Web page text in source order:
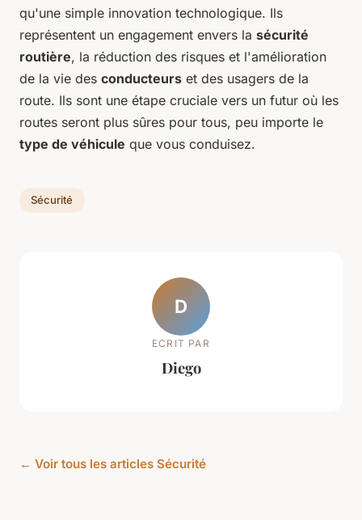
qu'une simple innovation technologique. Ils
représentent un engagement envers la sécurité
routière, la réduction des risques et l'amélioration
de la vie des conducteurs et des usagers de la
route. Ils sont une étape cruciale vers un futur où les
routes seront plus sûres pour tous, peu importe le
type de véhicule que vous conduisez.
Sécurité
D
ECRIT PAR
Diego
← Voir tous les articles Sécurité